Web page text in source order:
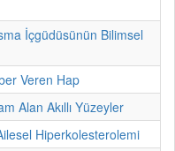
İçgüdüsünün Bilimsel
Veren Hap
Alan Akıllı Yüzeyler
Hiperkolesterolemi